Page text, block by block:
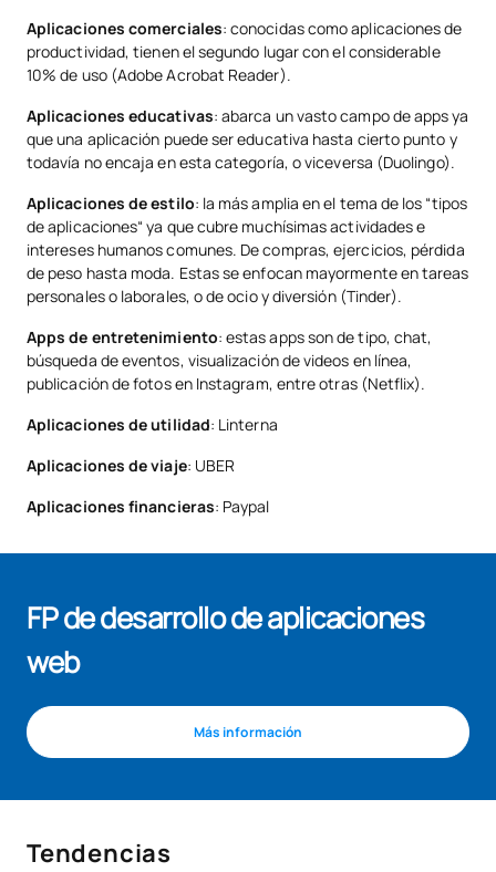
Aplicaciones comerciales: conocidas como aplicaciones de
productividad, tienen el segundo lugar con el considerable
10% de uso (Adobe Acrobat Reader).
Aplicaciones educativas: abarca un vasto campo de apps ya
que una aplicación puede ser educativa hasta cierto punto y
todavía no encaja en esta categoría, o viceversa (Duolingo).
Aplicaciones de estilo: la más amplia en el tema de los “tipos
de aplicaciones“ ya que cubre muchísimas actividades e
intereses humanos comunes. De compras, ejercicios, pérdida
de peso hasta moda. Estas se enfocan mayormente en tareas
personales o laborales, o de ocio y diversión (Tinder).
Apps de entretenimiento: estas apps son de tipo, chat,
búsqueda de eventos, visualización de videos en línea,
publicación de fotos en Instagram, entre otras (Netflix).
Aplicaciones de utilidad: Linterna
Aplicaciones de viaje: UBER
Aplicaciones financieras: Paypal
FP de desarrollo de aplicaciones
web
Más información
Tendencias